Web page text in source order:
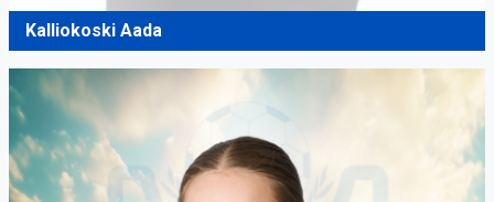
Kalliokoski Aada